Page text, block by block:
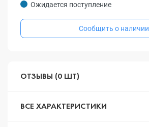
Ожидается поступление
Сообщить о наличии
ОТЗЫВЫ (0 ШТ)
ВСЕ ХАРАКТЕРИСТИКИ